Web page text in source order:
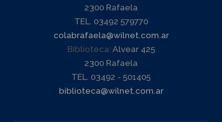
2300 Rafaela
TEL. 03492 579770
colabrafaela@wilnet.com.ar
Biblioteca: Alvear 425
2300 Rafaela
TEL. 03492 - 501405
biblioteca@wilnet.com.ar